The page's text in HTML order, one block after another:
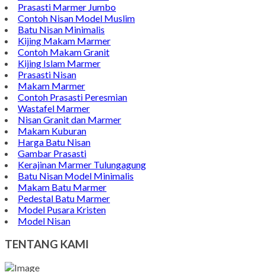
Prasasti Marmer Jumbo
Contoh Nisan Model Muslim
Batu Nisan Minimalis
Kijing Makam Marmer
Contoh Makam Granit
Kijing Islam Marmer
Prasasti Nisan
Makam Marmer
Contoh Prasasti Peresmian
Wastafel Marmer
Nisan Granit dan Marmer
Makam Kuburan
Harga Batu Nisan
Gambar Prasasti
Kerajinan Marmer Tulungagung
Batu Nisan Model Minimalis
Makam Batu Marmer
Pedestal Batu Marmer
Model Pusara Kristen
Model Nisan
TENTANG KAMI